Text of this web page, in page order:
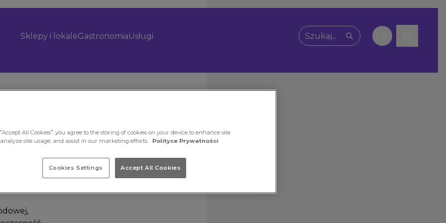
Sklepy i lokaleGastronomiaUsługi
Wpisz, czego szukasz
All Cookies”, you agree to the storing of cookies on your device to enhance site
site usage, and assist in our marketing efforts.
Polityce Prywatności
Cookies Settings Accept All Cookies